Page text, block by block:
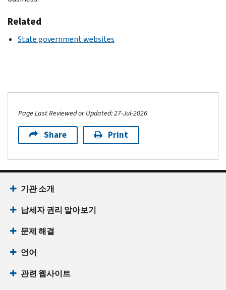
Related
State government websites
Page Last Reviewed or Updated: 27-Jul-2026
Share Print
기관 소개
납세자 권리 알아보기
문제 해결
언어
관련 웹사이트